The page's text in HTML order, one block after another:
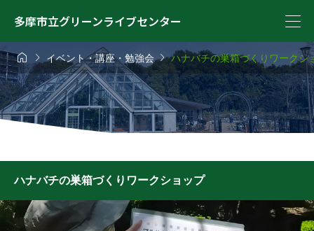
多摩市立グリーンライブセンター
 イベント・講座・勉強会ハナバチの巣箱づくりワークシ
ハナバチの巣箱づくりワークショップ